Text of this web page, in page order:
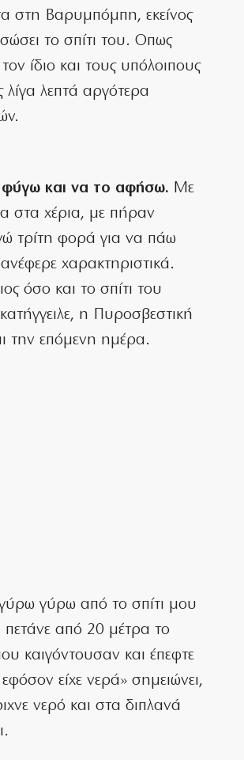
στη Βαρυμπόμπη, εκείνος
το σπίτι του. Οπως
ίδιο και τους υπόλοιπους
λεπτά αργότερα
φύγω και να το αφήσω. Με
στα χέρια, με πήραν
τρίτη φορά για να πάω
χαρακτηριστικά.
όσο και το σπίτι του
η Πυροσβεστική
την επόμενη ημέρα.
γύρω από το σπίτι μου
πετάνε από 20 μέτρα το
καιγόντουσαν και έπεφτε
είχε νερά» σημειώνει,
νερό και στα διπλανά